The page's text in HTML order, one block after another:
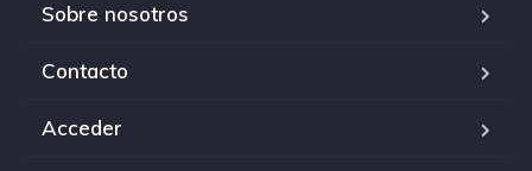
Sobre nosotros
Contacto
Acceder